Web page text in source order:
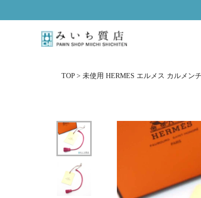
TOP > 未使用 HERMES エルメス カルメン